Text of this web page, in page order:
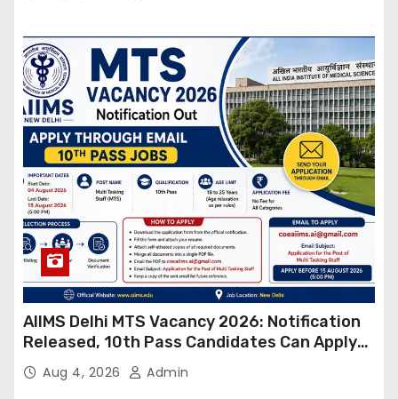
AIIMS Delhi MTS Vacancy 2026: Notification
Released, 10th Pass Candidates Can Apply
Through Email
Aug 4, 2026 Admin